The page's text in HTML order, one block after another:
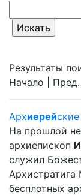
Результаты
Начало | Пред.
Архиерей
На прошлой
архиепископ
служил
бесплотных